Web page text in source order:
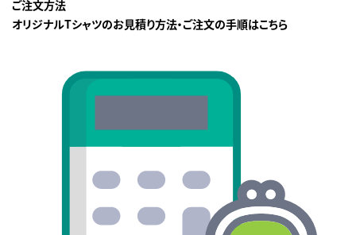
ご注文方法
オリジナルTシャツのお見積り方法・ご注文の手順はこちら